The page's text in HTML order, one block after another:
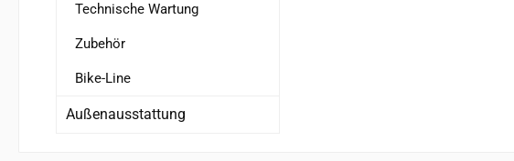
Technische Wartung
Zubehör
Bike-Line
Außenausstattung